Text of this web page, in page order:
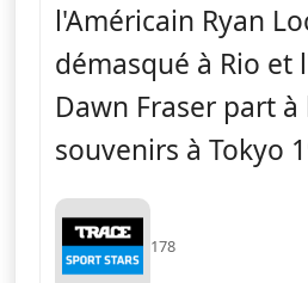
l'Américain Ryan
démasqué à Rio et
Dawn Fraser part à
souvenirs à Tokyo
178